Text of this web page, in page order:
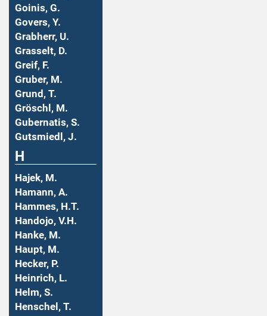
Goinis, G.
Govers, Y.
Grabherr, U.
Grasselt, D.
Greif, F.
Gruber, M.
Grund, T.
Gröschl, M.
Gubernatis, S.
Gutsmiedl, J.
H
Hajek, M.
Hamann, A.
Hammes, H.T.
Handojo, V.H.
Hanke, M.
Haupt, M.
Hecker, P.
Heinrich, L.
Helm, S.
Henschel, T.